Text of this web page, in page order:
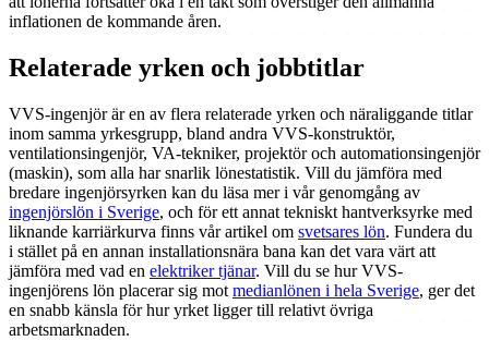
inflationen de kommande åren.
Relaterade yrken och jobbtitlar
VVS-ingenjör är en av flera relaterade yrken och näraliggande titlar
inom samma yrkesgrupp, bland andra VVS-konstruktör,
ventilationsingenjör, VA-tekniker, projektör och automationsingenjör
(maskin), som alla har snarlik lönestatistik. Vill du jämföra med
bredare ingenjörsyrken kan du läsa mer i vår genomgång av
ingenjörslön i Sverige, och för ett annat tekniskt hantverksyrke med
liknande karriärkurva finns vår artikel om svetsares lön. Fundera du
i stället på en annan installationsnära bana kan det vara värt att
jämföra med vad en elektriker tjänar. Vill du se hur VVS-
ingenjörens lön placerar sig mot medianlönen i hela Sverige, ger det
en snabb känsla för hur yrket ligger till relativt övriga
arbetsmarknaden.